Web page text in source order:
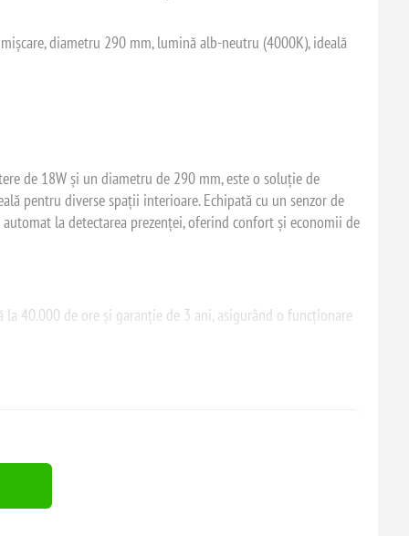
diametru 290 mm, lumină alb-neutru (4000K), ideală
de 18W și un diametru de 290 mm, este o soluție de
pentru diverse spații interioare. Echipată cu un senzor de
automat la detectarea prezenței, oferind confort și economii de
la 40.000 de ore și garanție de 3 ani, asigurând o funcționare
mișcării, ideală pentru coridoare și zone de trecere.
utilizatorului.